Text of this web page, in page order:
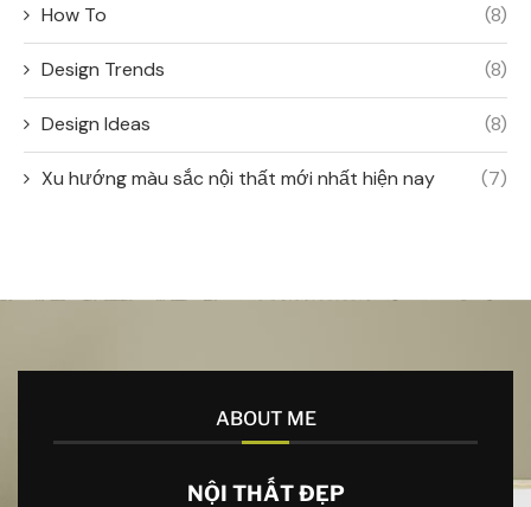
How To (8)
Design Trends (8)
Design Ideas (8)
Xu hướng màu sắc nội thất mới nhất hiện nay (7)
ABOUT ME
NỘI THẤT ĐẸP